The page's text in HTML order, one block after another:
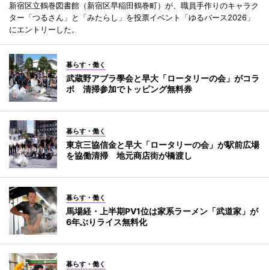
新宿区立鶴巻図書館（新宿区早稲田鶴巻町）が、職員手作りのキャラク
ター「つるさん」と「みたらし」を投票イベント「ゆるバース2026」
にエントリーした。
暮らす・働く
武蔵野アブラ學会と早大「ロータリーの会」がコラ
ボ 清掃参加でトッピング無料券
暮らす・働く
東京三協信金と早大「ロータリーの会」が駅前広場
を協働清掃 地元商店街が橋渡し
暮らす・働く
馬場経・上半期PV1位は家系ラーメン「武道家」が
6年ぶりライス無料化
暮らす・働く